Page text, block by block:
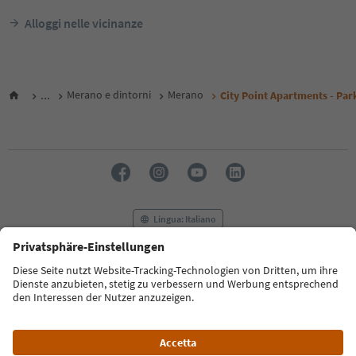
Alloggi nelle vicinanze
... Merano e dintorni Merano City Point Apartments -
Lingua: Italiano
FAQ Contatti Press MICE
Privacy Policy
Termini e condizioni
Crediti
Cookie Policy
Alto Adige B2B